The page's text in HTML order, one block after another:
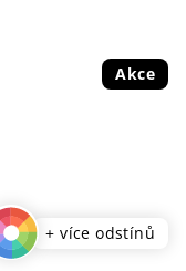
Akce
+ více odstínů